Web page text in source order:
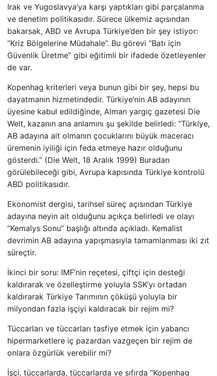
Irak ve Yugoslavya’ya karşı yaptıkları gibi parçalanma
ve denetim politikasıdır. Sürece ülkemiz açısından
bakarsak, ABD ve Avrupa Türkiye’den bir şey istiyor:
“Kriz Bölgelerine Müdahale”. Bu görevi “Batı için
Güvenlik Üretme” gibi eğitimli bir ifadede özetleyenler
de var.
Kopenhag kriterleri veya bunun gibi bir şey, hepsi bu
dayatmanın hizmetindedir. Türkiye’nin AB adayının
üyesine kabul edildiğinde, Alman yargıç gazetesi Die
Welt, kazanın ana anlamını şu şekilde belirledi: “Türkiye,
AB adayına ait olmanın çocuklarını büyük maceracı
üremenin iyiliği için feda etmeye hazır olduğunu
gösterdi.” (Die Welt, 18 Aralık 1999) Buradan
görülebileceği gibi, Avrupa kapısında Türkiye kontrolü
ABD politikasıdır.
Ekonomist dergisi, tarihsel süreç açısından Türkiye
adayına neyin ait olduğunu açıkça belirledi ve olayı
“Kemalys Sonu” başlığı altında açıkladı. Kemalist
devrimin AB adayına yapışmasıyla tamamlanması iki zıt
süreçtir.
İkinci bir soru: IMF’nin reçetesi, çiftçi için desteği
kaldırarak ve özelleştirme yoluyla SSK’yı ortadan
kaldırarak Türkiye Tarımının çöküşü yoluyla bir
milyondan fazla işçiyi kaldıracak bir rejim mi?
Tüccarları ve tüccarları tasfiye etmek için yabancı
hipermarketlere iç pazardan vazgeçen bir rejim de
onlara özgürlük verebilir mi?
İşçi, tüccarlarda, tüccarlarda ve sıfırda “Kopenhag